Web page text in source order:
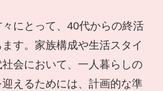
々にとって、40代からの終活
す。家族構成や生活スタイ
会において、一人暮らしの
えるためには、計画的な準